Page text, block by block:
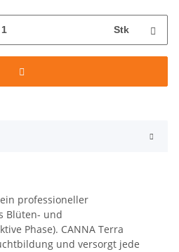
Stk
professioneller
Blüten- und
Phase). CANNA Terra
und versorgt jede